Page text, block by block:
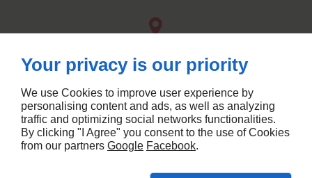
Linkeo
Your privacy is our priority
We use Cookies to improve user experience by
personalising content and ads, as well as analyzing
traffic and optimizing social networks functionalities.
By clicking "I Agree" you consent to the use of Cookies
from our partners Google Facebook.